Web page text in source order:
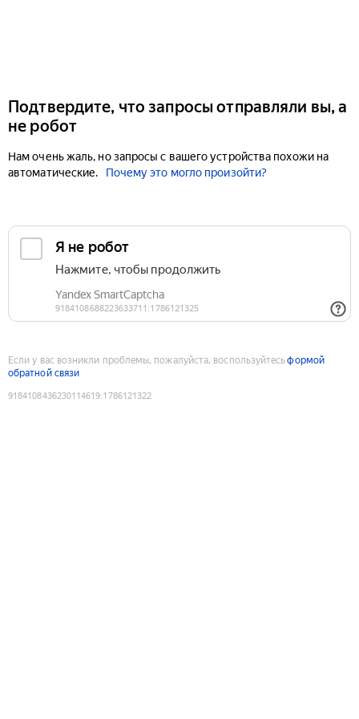
Подтвердите, что запросы отправляли вы, а
не робот
Нам очень жаль, но запросы с вашего устройства похожи на
автоматические.
Почему это могло произойти?
Если у вас возникли проблемы, пожалуйста, воспользуйтесьформой
обратной связи
9184108436230114619:1786121322